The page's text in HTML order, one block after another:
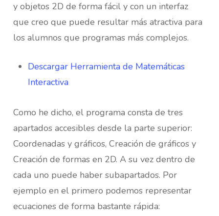
y objetos 2D de forma fácil y con un interfaz
que creo que puede resultar más atractiva para
los alumnos que programas más complejos.
Descargar Herramienta de Matemáticas
Interactiva
Como he dicho, el programa consta de tres
apartados accesibles desde la parte superior:
Coordenadas y gráficos, Creación de gráficos y
Creación de formas en 2D. A su vez dentro de
cada uno puede haber subapartados. Por
ejemplo en el primero podemos representar
ecuaciones de forma bastante rápida: